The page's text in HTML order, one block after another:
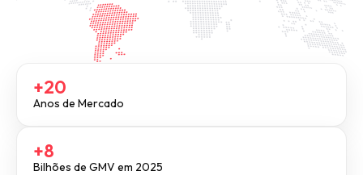
+20
Anos de Mercado
+8
Bilhões de GMV em 2025